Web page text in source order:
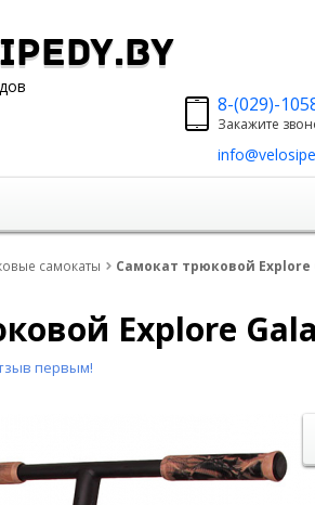
8-(029)-
Закажите
самокаты Самокат трюковой Explore
Explore
первым!